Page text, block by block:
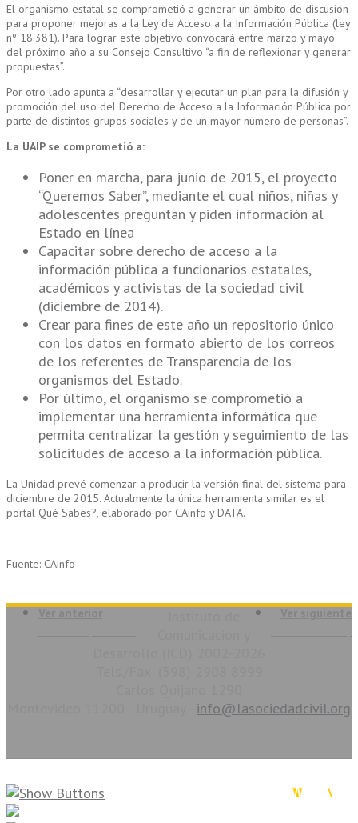
El organismo estatal se comprometió a generar un ámbito de discusión
para proponer mejoras a la Ley de Acceso a la Información Pública (ley
nº 18.381). Para lograr este objetivo convocará entre marzo y mayo
del próximo año a su Consejo Consultivo “a fin de reflexionar y generar
propuestas”.
Por otro lado apunta a “desarrollar y ejecutar un plan para la difusión y
promoción del uso del Derecho de Acceso a la Información Pública por
parte de distintos grupos sociales y de un mayor número de personas”.
La UAIP se comprometió a:
Poner en marcha, para junio de 2015, el proyecto
“Queremos Saber”, mediante el cual niños, niñas y
adolescentes preguntan y piden información al
Estado en línea
Capacitar sobre derecho de acceso a la
información pública a funcionarios estatales,
académicos y activistas de la sociedad civil
(diciembre de 2014).
Crear para fines de este año un repositorio único
con los datos en formato abierto de los correos
de los referentes de Transparencia de los
organismos del Estado.
Por último, el organismo se comprometió a
implementar una herramienta informática que
permita centralizar la gestión y seguimiento de las
solicitudes de acceso a la información pública.
La Unidad prevé comenzar a producir la versión final del sistema para
diciembre de 2015. Actualmente la única herramienta similar es el
portal Qué Sabes?, elaborado por CAinfo y DATA.
Fuente: CAinfo
info@lasociedadcivil.org